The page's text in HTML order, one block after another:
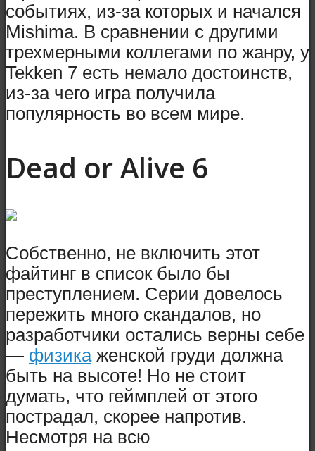
событиях, из-за которых и начался
Mishima. В сравнении с другими
трехмерными коллегами по жанру, у
Tekken 7 есть немало достоинств,
из-за чего игра получила
популярность во всем мире.
Dead or Alive 6
Собственно, не включить этот
файтинг в список было бы
преступлением. Серии довелось
пережить много скандалов, но
разработчики остались верны себе
— физикаженской груди должна
быть на высоте! Но не стоит
думать, что геймплей от этого
пострадал, скорее напротив.
Несмотря на всю